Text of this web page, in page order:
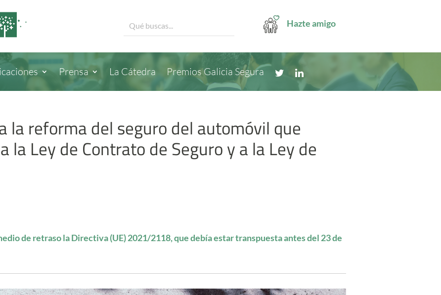
Hazte amigo
Prensa La Cátedra Premios Galicia Segura
la reforma del seguro del automóvil que
la Ley de Contrato de Seguro y a la Ley de
de retraso la Directiva (UE) 2021/2118, que debía estar transpuesta antes del 23 de